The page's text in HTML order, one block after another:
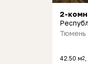
2-
Тюмень
42.50 м2